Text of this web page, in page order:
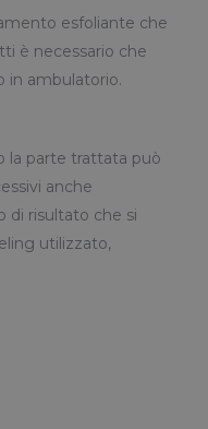
esfoliante che
è necessario che
in ambulatorio.
la parte trattata può
anche
di risultato che si
utilizzato,